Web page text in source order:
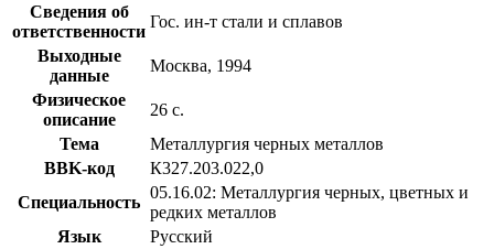
Сведения об
ответственности
Гос. ин-т стали и сплавов
Выходные
данные
Москва, 1994
Физическое
описание
26 с.
Тема
Металлургия черных металлов
BBK-код
К327.203.022,0
Специальность
05.16.02: Металлургия черных, цветных и
редких металлов
Язык
Русский